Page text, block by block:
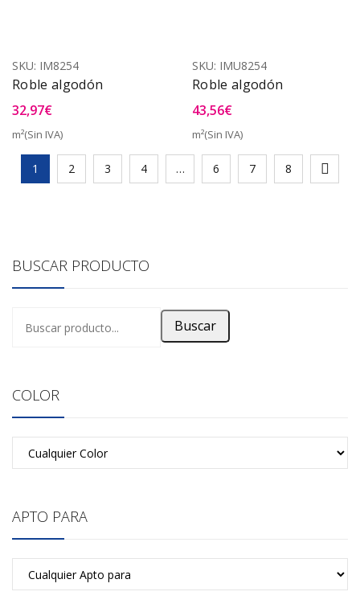
SKU: IM8254
Roble algodón
32,97€
m²(Sin IVA)
SKU: IMU8254
Roble algodón
43,56€
m²(Sin IVA)
1 2 3 4 … 6 7 8
BUSCAR PRODUCTO
Buscar
COLOR
APTO PARA